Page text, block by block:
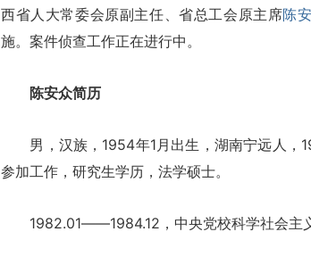
西省人大常委会原副主任、省总工会原主席陈
施。案件侦查工作正在进行中。
陈安众简历
男，汉族，1954年1月出生，湖南宁远人，
参加工作，研究生学历，法学硕士。
1982.01――1984.12，中央党校科学社会主义